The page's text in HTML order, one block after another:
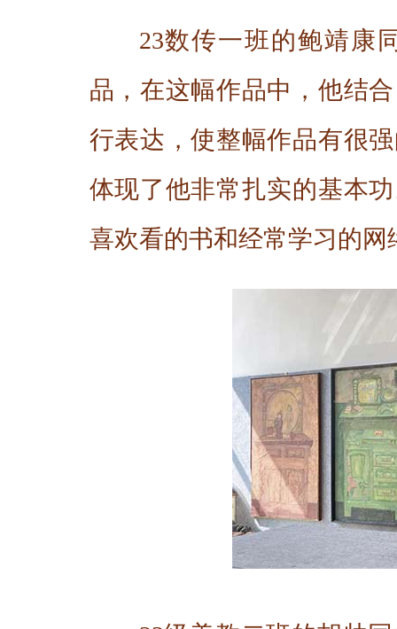
23数传一班的鲍靖康
品，在这幅作品中，他结
行表达，使整幅作品有很
体现了他非常扎实的基本
喜欢看的书和经常学习的网